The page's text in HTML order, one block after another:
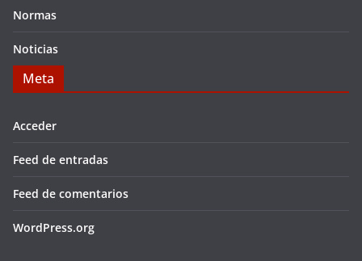
Normas
Noticias
Meta
Acceder
Feed de entradas
Feed de comentarios
WordPress.org